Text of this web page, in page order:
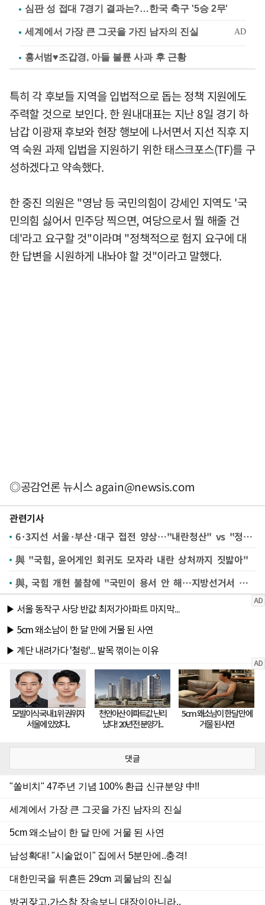
심판 성 접대 7경기 결과는?…한국 축구 '5승 2무'
홍서범♥조갑경, 아들 불륜 사과 후 근황
특히 각 후보들 지역을 입법적으로 돕는 정책 지원에도
주력할 것으로 보인다. 한 원내대표는 지난 8일 경기 하
남갑 이광재 후보와 현장 행보에 나서면서 지선 직후 지
역 숙원 과제 입법을 지원하기 위한 태스크포스(TF)를 구
성하겠다고 약속했다.
한 중진 의원은 "영남 등 국민의힘이 강세인 지역도 '국
민의힘 싫어서 민주당 찍으면, 여당으로서 뭘 해줄 건
데'라고 요구할 것"이라며 "정책적으로 험지 요구에 대
한 답변을 시원하게 내놔야 할 것"이라고 말했다.
◎공감언론 뉴시스again@newsis.com
관련기사
6·3지선 서울·부산·대구 접전 양상…"내란청산" vs "정권심판"
與 "국힘, 윤어게인 회귀도 모자라 내란 상처까지 짓밟아"
與, 국힘 개헌 불참에 "국민이 용서 안 해…지방선거서 심판할 것"
댓글